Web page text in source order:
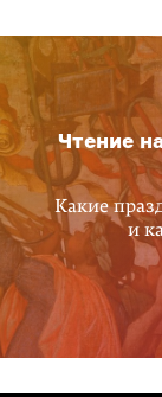
Чтение
Какие
и